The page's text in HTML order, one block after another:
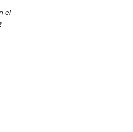
el